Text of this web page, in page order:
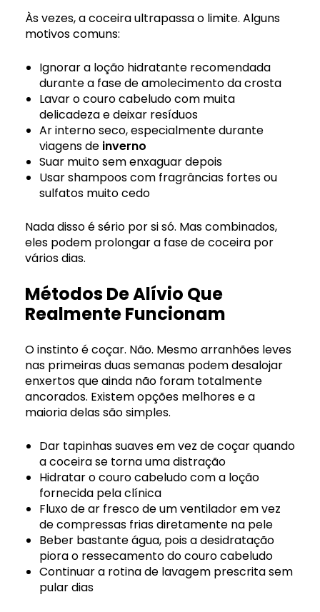
Às vezes, a coceira ultrapassa o limite. Alguns
motivos comuns:
Ignorar a loção hidratante recomendada
durante a fase de amolecimento da crosta
Lavar o couro cabeludo com muita
delicadeza e deixar resíduos
Ar interno seco, especialmente durante
viagens de inverno
Suar muito sem enxaguar depois
Usar shampoos com fragrâncias fortes ou
sulfatos muito cedo
Nada disso é sério por si só. Mas combinados,
eles podem prolongar a fase de coceira por
vários dias.
Métodos De Alívio Que
Realmente Funcionam
O instinto é coçar. Não. Mesmo arranhões leves
nas primeiras duas semanas podem desalojar
enxertos que ainda não foram totalmente
ancorados. Existem opções melhores e a
maioria delas são simples.
Dar tapinhas suaves em vez de coçar quando
a coceira se torna uma distração
Hidratar o couro cabeludo com a loção
fornecida pela clínica
Fluxo de ar fresco de um ventilador em vez
de compressas frias diretamente na pele
Beber bastante água, pois a desidratação
piora o ressecamento do couro cabeludo
Continuar a rotina de lavagem prescrita sem
pular dias